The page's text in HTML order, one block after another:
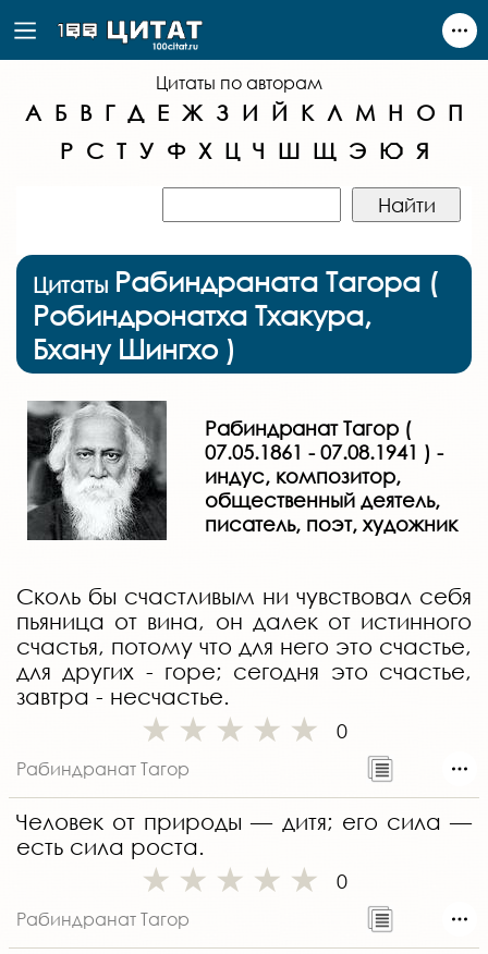
Цитаты по авторам
А Б В Г Д Е Ж З И Й К Л М Н О П
Р С Т У Ф Х Ц Ч Ш Щ Э Ю Я
Цитаты Рабиндраната Тагора (
Робиндронатха Тхакура,
Бхану Шингхо )
Рабиндранат Тагор (
07.05.1861 - 07.08.1941 ) -
индус, композитор,
общественный деятель,
писатель, поэт, художник
Сколь бы счастливым ни чувствовал себя
пьяница от вина, он далек от истинного
счастья, потому что для него это счастье,
для других - горе; сегодня это счастье,
завтра - несчастье.
0
Рабиндранат Тагор
Человек от природы — дитя; его сила —
есть сила роста.
0
Рабиндранат Тагор